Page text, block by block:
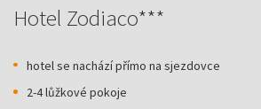
Hotel Zodiaco***
hotel se nachází přímo na sjezdovce
2-4 lůžkové pokoje